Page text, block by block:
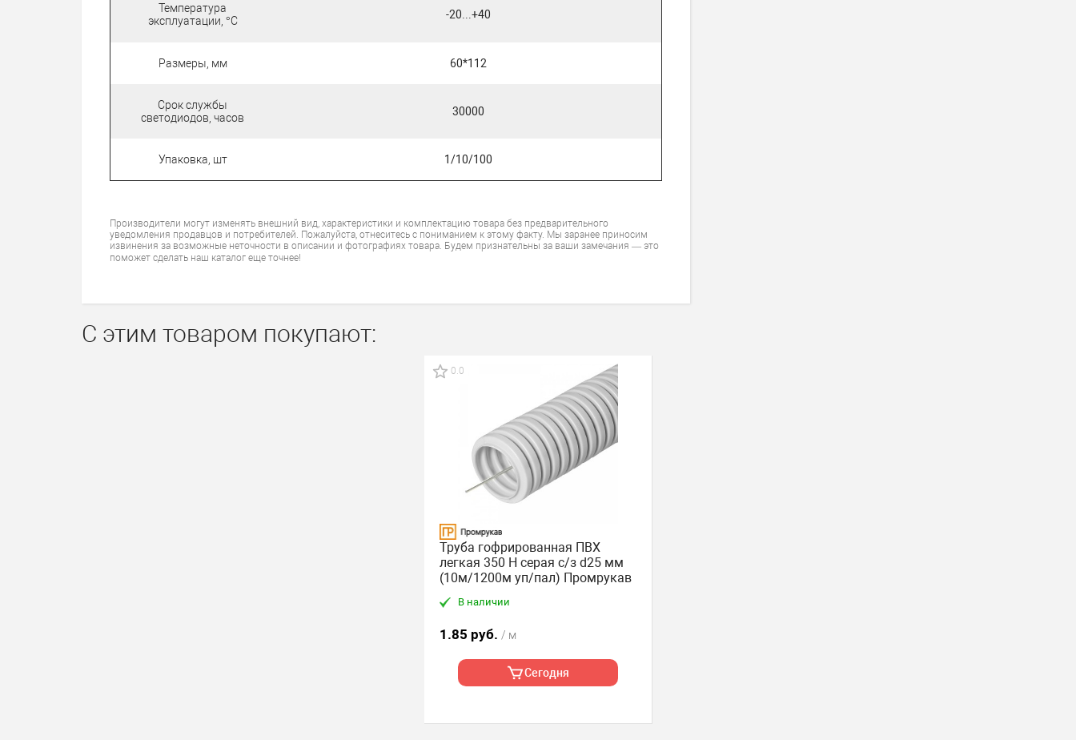
Температура
эксплуатации, °С
-20...+40
Размеры, мм 60*112
Срок службы
светодиодов, часов
30000
Упаковка, шт 1/10/100
Производители могут изменять внешний вид, характеристики и комплектацию товара без предварительного
уведомления продавцов и потребителей. Пожалуйста, отнеситесь с пониманием к этому факту. Мы заранее приносим
извинения за возможные неточности в описании и фотографиях товара. Будем признательны за ваши замечания — это
поможет сделать наш каталог еще точнее!
С этим товаром покупают:
0.0
Труба гофрированная ПВХ
легкая 350 Н серая с/з d25 мм
(10м/1200м уп/пал) Промрукав
В наличии
1.85 руб. / м
Сегодня